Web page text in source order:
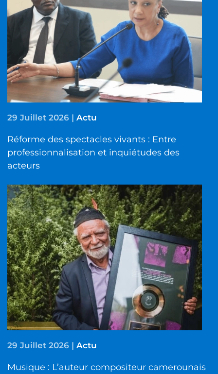
29 Juillet 2026 | Actu
Réforme des spectacles vivants : Entre
professionnalisation et inquiétudes des
acteurs
29 Juillet 2026 | Actu
Musique : L’auteur compositeur camerounais